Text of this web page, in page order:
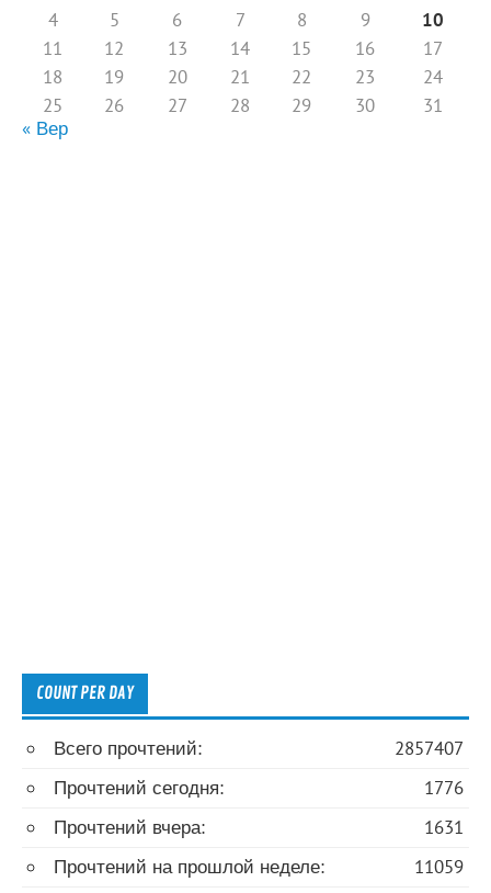
4
5 6 7 8 9
10
11
12 13 14 15 16
17
18
19 20 21 22 23
24
25
26 27 28 29 30
31
« Вер
COUNT PER DAY
2857407
Всего прочтений:
1776
Прочтений сегодня:
1631
Прочтений вчера:
11059
Прочтений на прошлой неделе: